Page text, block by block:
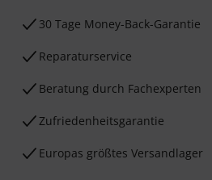
30 Tage Money-Back-Garantie
Reparaturservice
Beratung durch Fachexperten
Zufriedenheitsgarantie
Europas größtes Versandlager